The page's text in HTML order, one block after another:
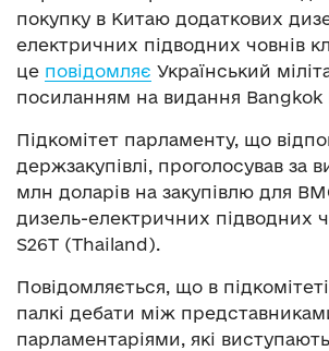
покупку в Китаю додаткових
електричних підводних човнів
це повідомляє Український
посиланням на видання Bangkok
Підкомітет парламенту, що
держзакупівлі, проголосував за
млн доларів на закупівлю для
дизель-електричних підводних
S26T (Thailand).
Повідомляється, що в
палкі дебати між
парламентаріями, які